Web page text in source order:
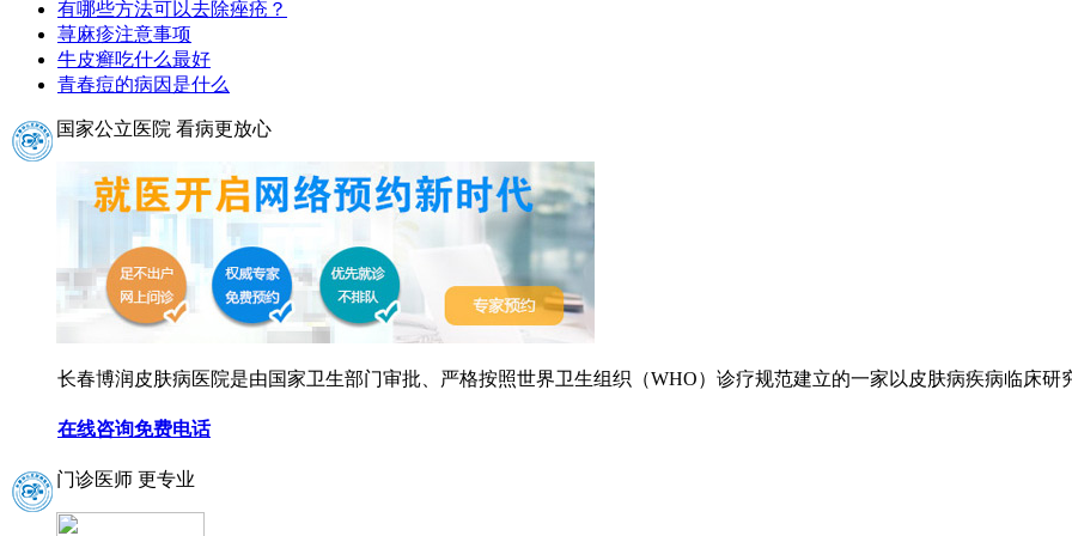
有哪些方法可以去除痤疮？
荨麻疹注意事项
牛皮癣吃什么最好
青春痘的病因是什么
国家公立医院 看病更放心
长春博润皮肤病医院是由国家卫生部门审批、严格按照世界卫生组织（WHO）诊疗规范建立的一家以皮肤病疾病临床研
在线咨询免费电话
门诊医师 更专业